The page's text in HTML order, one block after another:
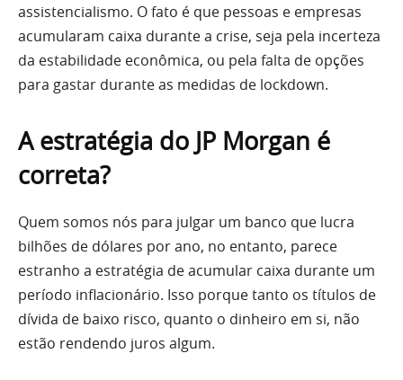
assistencialismo. O fato é que pessoas e empresas
acumularam caixa durante a crise, seja pela incerteza
da estabilidade econômica, ou pela falta de opções
para gastar durante as medidas de lockdown.
A estratégia do JP Morgan é
correta?
Quem somos nós para julgar um banco que lucra
bilhões de dólares por ano, no entanto, parece
estranho a estratégia de acumular caixa durante um
período inflacionário. Isso porque tanto os títulos de
dívida de baixo risco, quanto o dinheiro em si, não
estão rendendo juros algum.